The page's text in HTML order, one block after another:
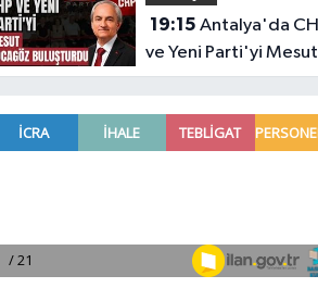
bulunamayacak
19:15
ve Yeni Parti'yi Mesut
Kocagöz buluşturdu